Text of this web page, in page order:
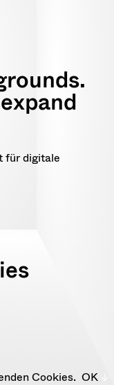
für digitale
Cookies. OK